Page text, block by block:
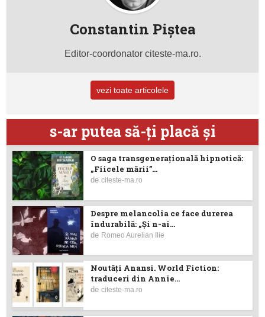
Constantin Piştea
Editor-coordonator citeste-ma.ro.
vezi toate articolele
s-ar putea să-ţi placă şi
O saga transgenerațională hipnotică:
„Fiicele mării”...
deciteste-ma.ro
Despre melancolia ce face durerea
îndurabilă: „Și n-ai...
de Romeo Aurelian Ilie
Noutăţi Anansi. World Fiction:
traduceri din Annie...
deciteste-ma.ro